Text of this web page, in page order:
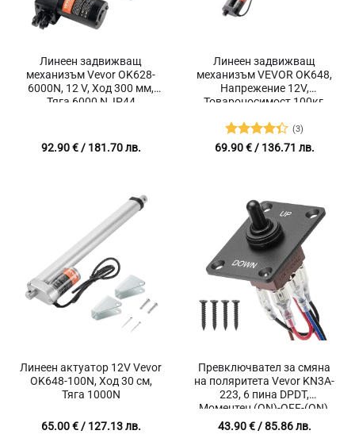
Линеен задвижващ
механизъм Vevor OK628-
6000N, 12 V, Ход 300 мм,
Тяга 6000 N, IP44
92.90€/ 181.70 лв.
Линеен задвижващ
механизъм VEVOR OK648,
Напрежение 12V,
Товароносимост 100кг,
мм/сек
Оценено
(3)
69.90€/ 136.71 лв.
Линеен актуатор 12V Vevor
OK648-100N, Ход 30 см,
Тяга 1000N
65.00€/ 127.13 лв.
Превключвател за смяна
на поляритета Vevor KN3A-
223, 6 пина DPDT,
Моментен (ON)-OFF-(ON),
30A 12V DC, За
електромотори и линейни
43.90€/ 85.86 лв.